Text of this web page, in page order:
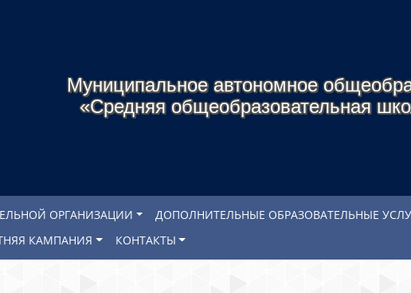
Муниципальное автономное
«Средняя общеобразовательная
ОРГАНИЗАЦИИ ДОПОЛНИТЕЛЬНЫЕ ОБРАЗОВАТЕЛЬНЫЕ
КАМПАНИЯ КОНТАКТЫ